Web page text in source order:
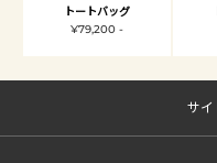
トートバッグ
¥79,200 -
サイ